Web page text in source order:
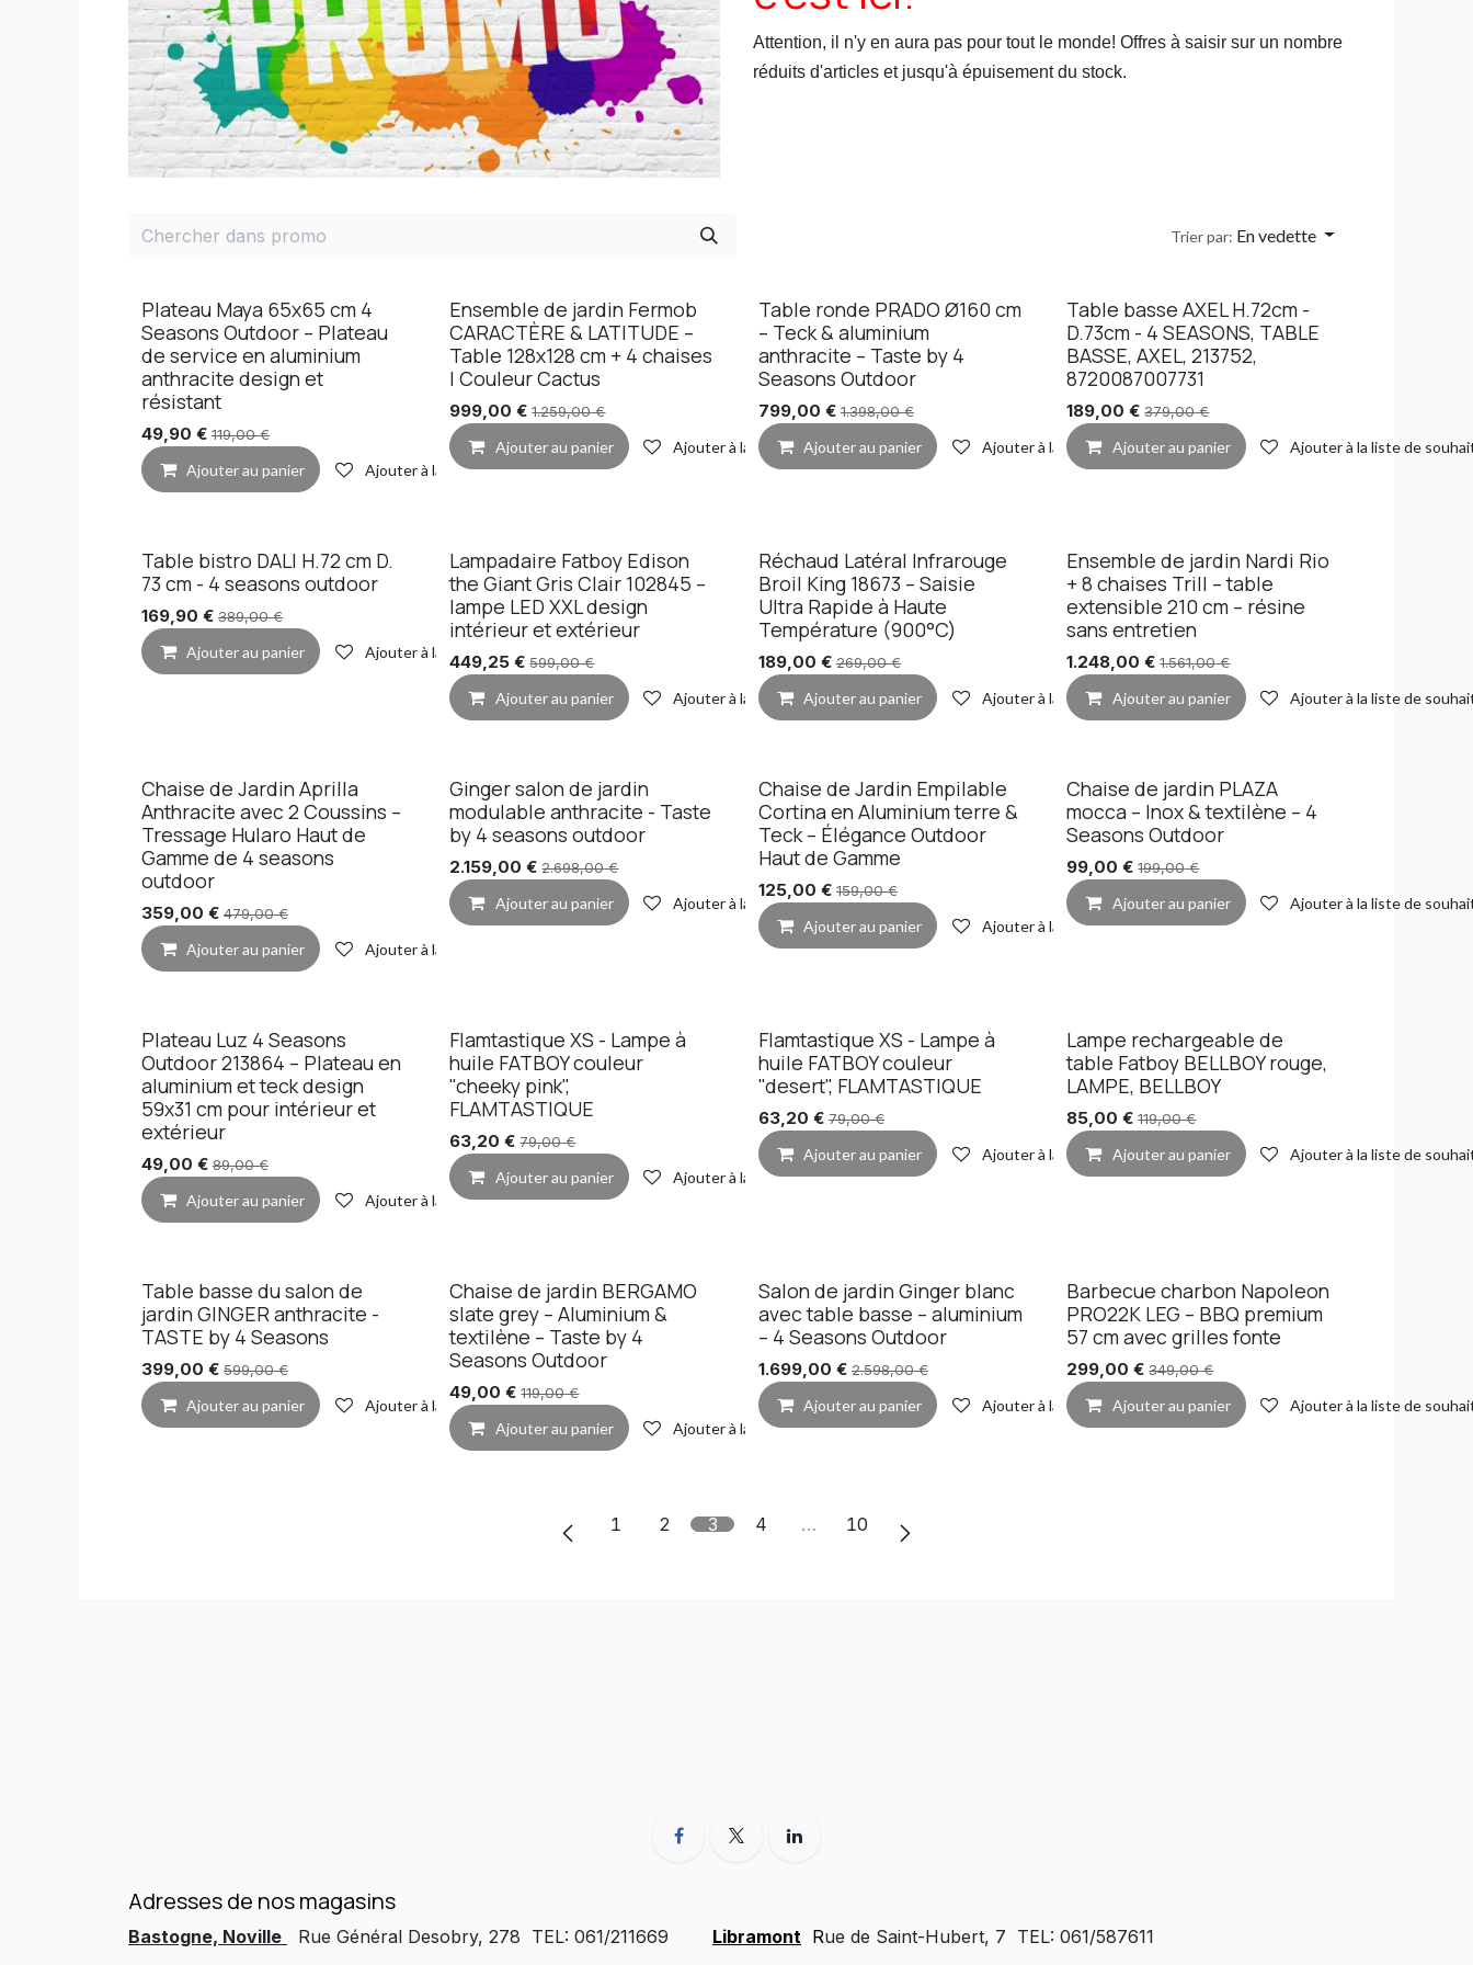
Attention, il n'y en aura pas pour tout le monde! Offres à saisir sur un nombre
réduits d'articles et jusqu'à épuisement du stock.
Trier par: En vedette
Plateau Maya 65x65 cm 4
Seasons Outdoor – Plateau
de service en aluminium
anthracite design et
résistant
49,90 € 119,00€
Ajouter au panier Ajouter à la liste de souhaits
Ensemble de jardin Fermob
CARACTÈRE & LATITUDE –
Table 128x128 cm + 4 chaises
| Couleur Cactus
999,00 € 1.259,00€
Ajouter au panier Ajouter à la liste de souhaits
Table ronde PRADO Ø160 cm
– Teck & aluminium
anthracite – Taste by 4
Seasons Outdoor
799,00 € 1.398,00€
Ajouter au panier Ajouter à la liste de souhaits
Table basse AXEL H.72cm -
D.73cm - 4 SEASONS, TABLE
BASSE, AXEL, 213752,
8720087007731
189,00 € 379,00€
Ajouter au panier Ajouter à la liste de
Table bistro DALI H.72 cm D.
73 cm - 4 seasons outdoor
169,90 € 389,00€
Ajouter au panier Ajouter à la liste de souhaits
Lampadaire Fatboy Edison
the Giant Gris Clair 102845 –
lampe LED XXL design
intérieur et extérieur
449,25 € 599,00€
Ajouter au panier Ajouter à la liste de souhaits
Réchaud Latéral Infrarouge
Broil King 18673 – Saisie
Ultra Rapide à Haute
Température (900°C)
189,00 € 269,00€
Ajouter au panier Ajouter à la liste de souhaits
Ensemble de jardin Nardi Rio
+ 8 chaises Trill – table
extensible 210 cm – résine
sans entretien
1.248,00 € 1.561,00€
Ajouter au panier Ajouter à la liste de
Chaise de Jardin Aprilla
Anthracite avec 2 Coussins –
Tressage Hularo Haut de
Gamme de 4 seasons
outdoor
359,00 € 479,00€
Ajouter au panier Ajouter à la liste de souhaits
Promo
Ginger salon de jardin
modulable anthracite - Taste
by 4 seasons outdoor
2.159,00 € 2.698,00€
Ajouter au panier Ajouter à la liste de souhaits
Chaise de Jardin Empilable
Cortina en Aluminium terre &
Teck – Élégance Outdoor
Haut de Gamme
125,00 € 159,00€
Ajouter au panier Ajouter à la liste de souhaits
Chaise de jardin PLAZA
mocca – Inox & textilène – 4
Seasons Outdoor
99,00 € 199,00€
Ajouter au panier Ajouter à la liste de
Plateau Luz 4 Seasons
Outdoor 213864 – Plateau en
aluminium et teck design
59x31 cm pour intérieur et
extérieur
49,00 € 89,00€
Ajouter au panier Ajouter à la liste de souhaits
Flamtastique XS - Lampe à
huile FATBOY couleur
"cheeky pink",
FLAMTASTIQUE
63,20 € 79,00€
Ajouter au panier Ajouter à la liste de souhaits
Flamtastique XS - Lampe à
huile FATBOY couleur
"desert", FLAMTASTIQUE
63,20 € 79,00€
Ajouter au panier Ajouter à la liste de souhaits
Lampe rechargeable de
table Fatboy BELLBOY rouge,
LAMPE, BELLBOY
85,00 € 119,00€
Ajouter au panier Ajouter à la liste de
Table basse du salon de
jardin GINGER anthracite -
TASTE by 4 Seasons
399,00 € 599,00€
Ajouter au panier Ajouter à la liste de souhaits
Promo
Chaise de jardin BERGAMO
slate grey – Aluminium &
textilène – Taste by 4
Seasons Outdoor
49,00 € 119,00€
Ajouter au panier Ajouter à la liste de souhaits
Promo
Salon de jardin Ginger blanc
avec table basse – aluminium
– 4 Seasons Outdoor
1.699,00 € 2.598,00€
Ajouter au panier Ajouter à la liste de souhaits
Barbecue charbon Napoleon
PRO22K LEG – BBQ premium
57 cm avec grilles fonte
299,00 € 349,00€
Ajouter au panier Ajouter à la liste de
1 2 3 4 … 10
Adresses de nos magasins
Bastogne, Noville Rue Général Desobry, 278 TEL: 061/211669 Libramont Rue de Saint-Hubert, 7 TEL: 061/587611